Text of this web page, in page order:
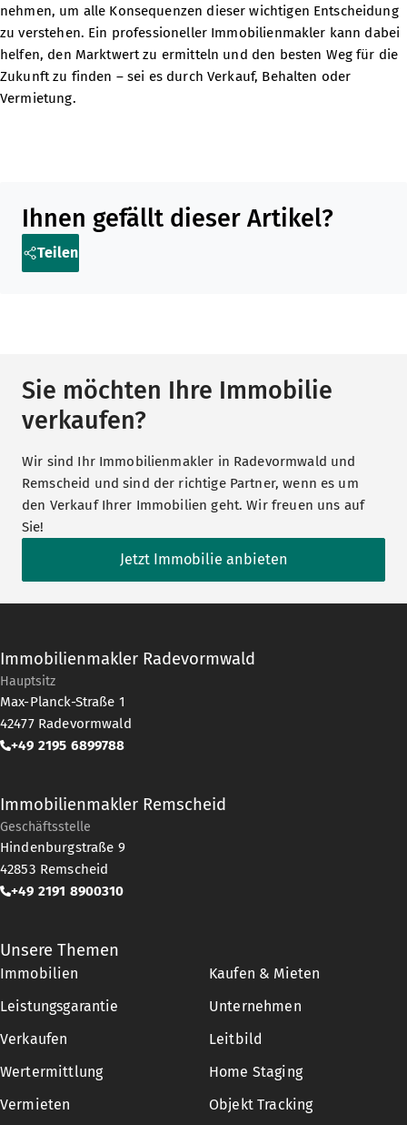
nehmen, um alle Konsequenzen dieser wichtigen Entscheidung
zu verstehen. Ein professioneller Immobilienmakler kann dabei
helfen, den Marktwert zu ermitteln und den besten Weg für die
Zukunft zu finden – sei es durch Verkauf, Behalten oder
Vermietung.
Ihnen gefällt dieser Artikel?
Teilen
Sie möchten Ihre Immobilie
verkaufen?
Wir sind Ihr Immobilienmakler in Radevormwald und
Remscheid und sind der richtige Partner, wenn es um
den Verkauf Ihrer Immobilien geht. Wir freuen uns auf
Sie!
Jetzt Immobilie anbieten
Immobilienmakler Radevormwald
Hauptsitz
Max-Planck-Straße 1
42477 Radevormwald
+49 2195 6899788
Immobilienmakler Remscheid
Geschäftsstelle
Hindenburgstraße 9
42853 Remscheid
+49 2191 8900310
Unsere Themen
Immobilien
Kaufen & Mieten
Leistungsgarantie
Unternehmen
Verkaufen
Leitbild
Wertermittlung
Home Staging
Vermieten
Objekt Tracking